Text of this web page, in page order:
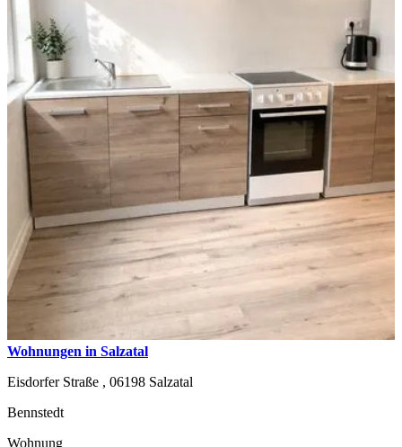
Wohnungen in Salzatal
Eisdorfer Straße , 06198 Salzatal
Bennstedt
Wohnung